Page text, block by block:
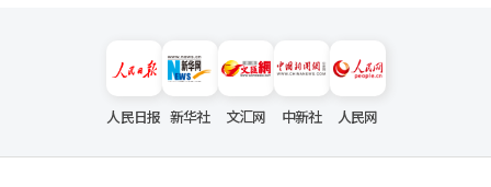
人民日报 新华社 文汇网 中新社 人民网